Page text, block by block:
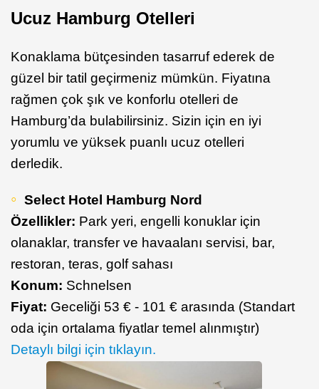
Ucuz Hamburg Otelleri
Konaklama bütçesinden tasarruf ederek de
güzel bir tatil geçirmeniz mümkün. Fiyatına
rağmen çok şık ve konforlu otelleri de
Hamburg’da bulabilirsiniz. Sizin için en iyi
yorumlu ve yüksek puanlı ucuz otelleri
derledik.
Select Hotel Hamburg Nord
Özellikler: Park yeri, engelli konuklar için
olanaklar, transfer ve havaalanı servisi, bar,
restoran, teras, golf sahası
Konum: Schnelsen
Fiyat: Geceliği 53 € - 101 € arasında (Standart
oda için ortalama fiyatlar temel alınmıştır)
Detaylı bilgi için tıklayın.